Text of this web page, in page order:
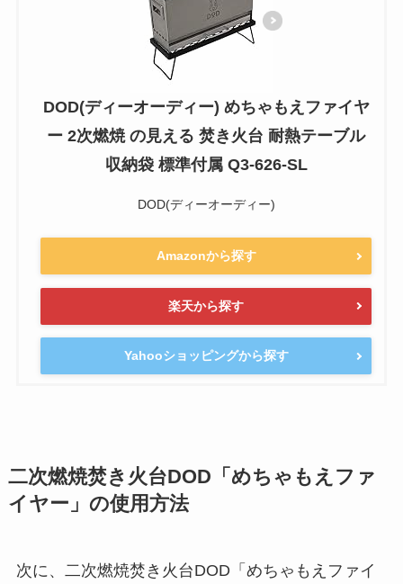
DOD(ディーオーディー) めちゃもえファイヤ
ー 2次燃焼 の見える 焚き火台 耐熱テーブル
収納袋 標準付属 Q3-626-SL
DOD(ディーオーディー)
Amazonから探す
楽天から探す
Yahooショッピングから探す
二次燃焼焚き火台DOD「めちゃもえファ
イヤー」の使用方法
次に、二次燃焼焚き火台DOD「めちゃもえファイ